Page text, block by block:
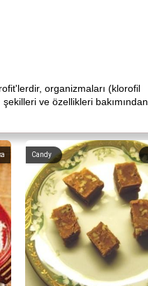
organizmaları (klorofil
ve özellikleri bakımından
Candy